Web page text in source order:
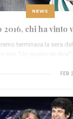
NEWS
2016, chi ha vinto
terminava la sera
con “Un giorno mi dirai”
FEB